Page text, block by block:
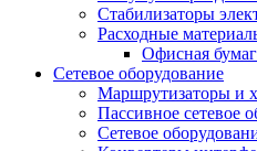
Стабилизаторы
Расходные
Офисная
Сетевое оборудование
Маршрутизаторы и
Пассивное сетевое
Сетевое